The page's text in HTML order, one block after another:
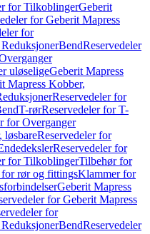
for TilkoblingerGeberit
for Geberit Mapress
for
BendReservedeler
uløseligeGeberit Mapress
Mapress Kobber,
Reservedeler for
T-rørReservedeler for T-
for Overganger
løsbareReservedeler for
Reservedeler for
for TilkoblingerTilbehør for
rør og fittingsKlammer for
Geberit Mapress
for Geberit Mapress
for
BendReservedeler